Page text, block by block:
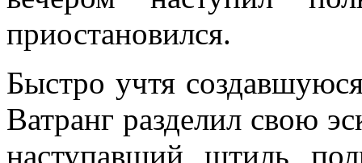
приостановился.
Быстро учтя
Ватранг разделил свою
наступавший штиль